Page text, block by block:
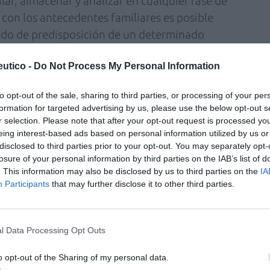
- Do Not Process My Personal Information
opt-out of the sale, sharing to third parties, or processing of your
for targeted advertising by us, please use the below opt-out
selection. Please note that after your opt-out request is processed
interest-based ads based on personal information utilized by us
to third parties prior to your opt-out. You may separately
of your personal information by third parties on the IAB’s list of
This information may also be disclosed by us to third parties on the
Participants that may further disclose it to other third parties.
Data Processing Opt Outs
opt-out of the Sharing of my personal data.
los antecedentes familiares es posible
de predisposición de un determinado
de cáncer, aunque es cierto que la
individual supone un grado de
estadística se emplea el concepto de
de individuos portadores de una
la enfermedad.
relativo de padecer la enfermedad
las variantes comunes de baja
menor, mientras que las variantes raras de
riesgo de enfermedad. En la valoración
en cuenta tanto la edad como el sexo,
que se manifiestan en la edad adulta. Las
graves a edades tempranas son
tener un efecto negativo sobre la gestación